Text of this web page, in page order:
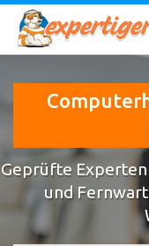
Geprüfte
und